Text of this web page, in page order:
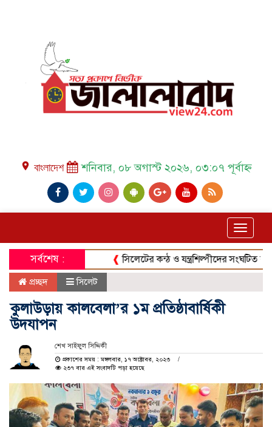
place বাংলাদেশ শনিবার, ০৮ অগাস্ট ২০২৬, ০৩:০৭ পূর্বাহ্ন
Toggle
সর্বশেষ : সিলেটের কন্ঠ ও যন্ত্রশিল্পীদের সংঘটিত করার
প্রচ্ছদ সিলেট
কুলাউড়ায় কালবেলা’র ১ম প্রতিষ্ঠাবার্ষিকী
উদযাপন
শেখ সাইফুল সিদ্দিকী
প্রকাশের সময় : মঙ্গলবার, ১৭ অক্টোবর, ২০২৩
২৩৭ বার এই সংবাদটি পড়া হয়েছে